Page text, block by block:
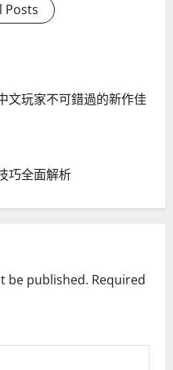
Posts
文玩家不可錯過的新作佳
巧全面解析
be published. Required